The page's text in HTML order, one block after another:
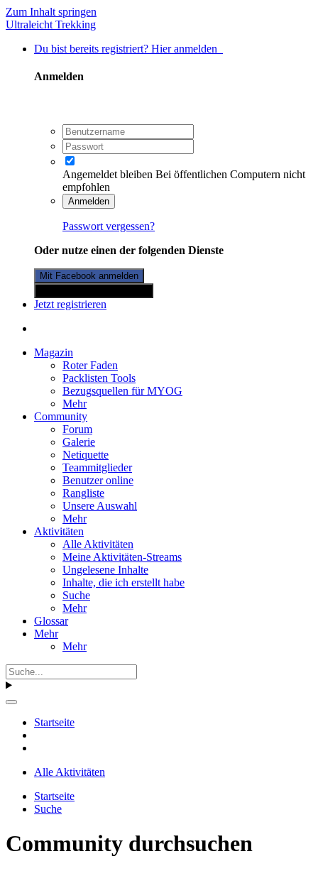
Zum Inhalt springen
Ultraleicht Trekking
Du bist bereits registriert? Hier anmelden
Anmelden
Angemeldet bleiben Bei öffentlichen Computern nicht
empfohlen
Anmelden
Passwort vergessen?
Oder nutze einen der folgenden Dienste
Mit Facebook anmelden
Jetzt registrieren
Magazin
Roter Faden
Packlisten Tools
Bezugsquellen für MYOG
Mehr
Community
Forum
Galerie
Netiquette
Teammitglieder
Benutzer online
Rangliste
Unsere Auswahl
Mehr
Aktivitäten
Alle Aktivitäten
Meine Aktivitäten-Streams
Ungelesene Inhalte
Inhalte, die ich erstellt habe
Suche
Mehr
Glossar
Mehr
Mehr
Startseite
Alle Aktivitäten
Startseite
Suche
Community durchsuchen